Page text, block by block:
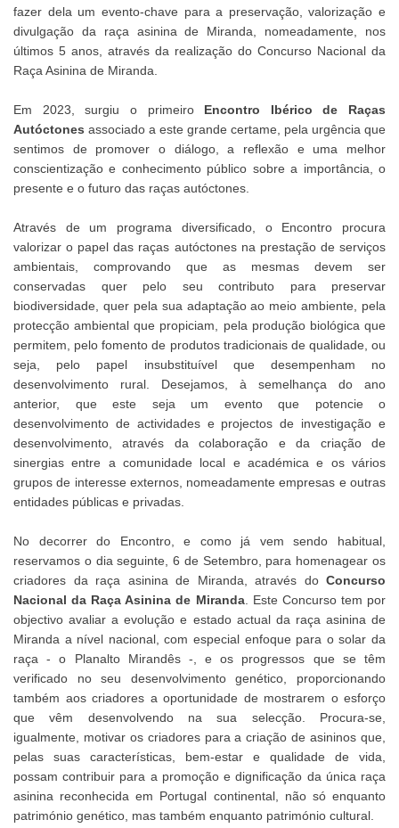
fazer dela um evento-chave para a preservação, valorização e
divulgação da raça asinina de Miranda, nomeadamente, nos
últimos 5 anos, através da realização do Concurso Nacional da
Raça Asinina de Miranda.
Em 2023, surgiu o primeiro Encontro Ibérico de Raças
Autóctones associado a este grande certame, pela urgência que
sentimos de promover o diálogo, a reflexão e uma melhor
conscientização e conhecimento público sobre a importância, o
presente e o futuro das raças autóctones.
Através de um programa diversificado, o Encontro procura
valorizar o papel das raças autóctones na prestação de serviços
ambientais, comprovando que as mesmas devem ser
conservadas quer pelo seu contributo para preservar
biodiversidade, quer pela sua adaptação ao meio ambiente, pela
protecção ambiental que propiciam, pela produção biológica que
permitem, pelo fomento de produtos tradicionais de qualidade, ou
seja, pelo papel insubstituível que desempenham no
desenvolvimento rural. Desejamos, à semelhança do ano
anterior, que este seja um evento que potencie o
desenvolvimento de actividades e projectos de investigação e
desenvolvimento, através da colaboração e da criação de
sinergias entre a comunidade local e académica e os vários
grupos de interesse externos, nomeadamente empresas e outras
entidades públicas e privadas.
No decorrer do Encontro, e como já vem sendo habitual,
reservamos o dia seguinte, 6 de Setembro, para homenagear os
criadores da raça asinina de Miranda, através do Concurso
Nacional da Raça Asinina de Miranda. Este Concurso tem por
objectivo avaliar a evolução e estado actual da raça asinina de
Miranda a nível nacional, com especial enfoque para o solar da
raça - o Planalto Mirandês -, e os progressos que se têm
verificado no seu desenvolvimento genético, proporcionando
também aos criadores a oportunidade de mostrarem o esforço
que vêm desenvolvendo na sua selecção. Procura-se,
igualmente, motivar os criadores para a criação de asininos que,
pelas suas características, bem-estar e qualidade de vida,
possam contribuir para a promoção e dignificação da única raça
asinina reconhecida em Portugal continental, não só enquanto
património genético, mas também enquanto património cultural.